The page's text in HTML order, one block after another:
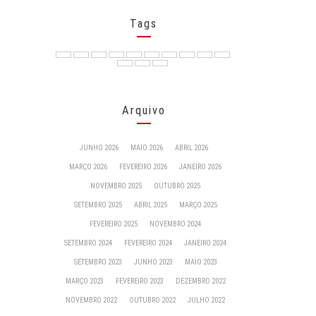
Tags
Arquivo
JUNHO 2026 MAIO 2026 ABRIL 2026
MARÇO 2026 FEVEREIRO 2026 JANEIRO 2026
NOVEMBRO 2025 OUTUBRO 2025
SETEMBRO 2025 ABRIL 2025 MARÇO 2025
FEVEREIRO 2025 NOVEMBRO 2024
SETEMBRO 2024 FEVEREIRO 2024 JANEIRO 2024
SETEMBRO 2023 JUNHO 2023 MAIO 2023
MARÇO 2023 FEVEREIRO 2023 DEZEMBRO 2022
NOVEMBRO 2022 OUTUBRO 2022 JULHO 2022